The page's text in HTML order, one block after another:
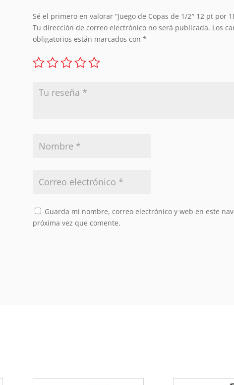
Sé el primero en valorar “Juego de Copas de 1/2″ 12 pt por
Tu dirección de correo electrónico no será publicada. Los
obligatorios están marcados con *
Guarda mi nombre, correo electrónico y web en este
próxima vez que comente.